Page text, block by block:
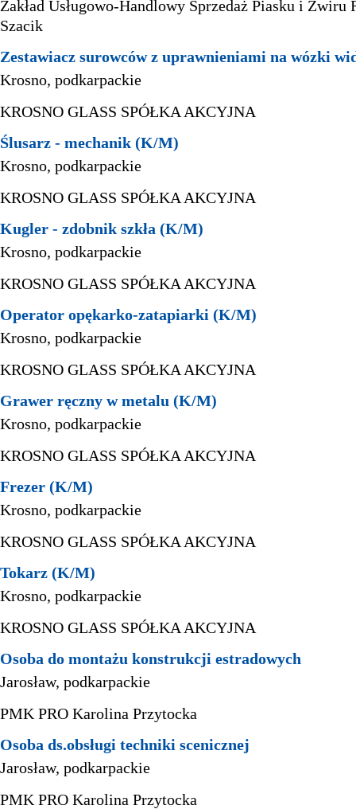
Zakład Usługowo-Handlowy Sprzedaż Piasku i Żwiru
Szacik
Zestawiacz surowców z uprawnieniami na wózki
Krosno, podkarpackie
KROSNO GLASS SPÓŁKA AKCYJNA
Ślusarz - mechanik (K/M)
Krosno, podkarpackie
KROSNO GLASS SPÓŁKA AKCYJNA
Kugler - zdobnik szkła (K/M)
Krosno, podkarpackie
KROSNO GLASS SPÓŁKA AKCYJNA
Operator opękarko-zatapiarki (K/M)
Krosno, podkarpackie
KROSNO GLASS SPÓŁKA AKCYJNA
Grawer ręczny w metalu (K/M)
Krosno, podkarpackie
KROSNO GLASS SPÓŁKA AKCYJNA
Frezer (K/M)
Krosno, podkarpackie
KROSNO GLASS SPÓŁKA AKCYJNA
Tokarz (K/M)
Krosno, podkarpackie
KROSNO GLASS SPÓŁKA AKCYJNA
Osoba do montażu konstrukcji estradowych
Jarosław, podkarpackie
PMK PRO Karolina Przytocka
Osoba ds.obsługi techniki scenicznej
Jarosław, podkarpackie
PMK PRO Karolina Przytocka